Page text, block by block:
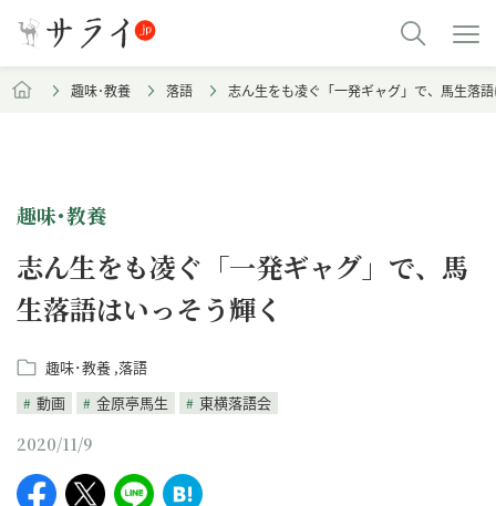
趣味･教養 落語 志ん生をも凌ぐ「一発ギャグ」で、馬生落
趣味･教養
志ん生をも凌ぐ「一発ギャグ」で、馬
生落語はいっそう輝く
趣味･教養 落語
動画
金原亭馬生 東横落語会
2020/11/9